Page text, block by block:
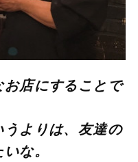
お店にすることで
よりは、友達の
な。